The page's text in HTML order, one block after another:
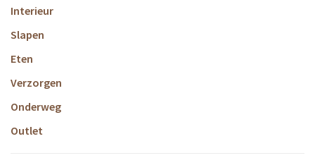
Interieur
Slapen
Eten
Verzorgen
Onderweg
Outlet